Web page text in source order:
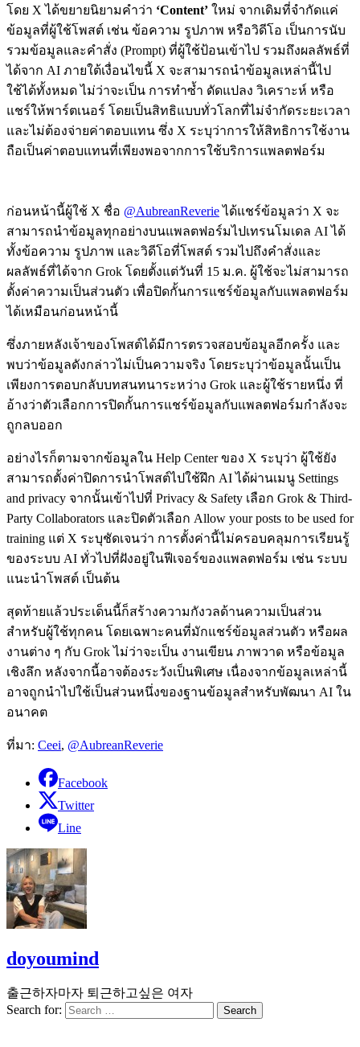
โดย X ได้ขยายนิยามคำว่า ‘Content’ ใหม่ จากเดิมที่จำกัดแค่
ข้อมูลที่ผู้ใช้โพสต์ เช่น ข้อความ รูปภาพ หรือวิดีโอ เป็นการนับ
รวมข้อมูลและคำสั่ง (Prompt) ที่ผู้ใช้ป้อนเข้าไป รวมถึงผลลัพธ์ที่
ได้จาก AI ภายใต้เงื่อนไขนี้ X จะสามารถนำข้อมูลเหล่านี้ไป
ใช้ได้ทั้งหมด ไม่ว่าจะเป็น การทำซ้ำ ดัดแปลง วิเคราะห์ หรือ
แชร์ให้พาร์ตเนอร์ โดยเป็นสิทธิแบบทั่วโลกที่ไม่จำกัดระยะเวลา
และไม่ต้องจ่ายค่าตอบแทน ซึ่ง X ระบุว่าการให้สิทธิการใช้งาน
ถือเป็นค่าตอบแทนที่เพียงพอจากการใช้บริการแพลตฟอร์ม
ก่อนหน้านี้ผู้ใช้ X ชื่อ @AubreanReverieได้แชร์ข้อมูลว่า X จะ
สามารถนำข้อมูลทุกอย่างบนแพลตฟอร์มไปเทรนโมเดล AI ได้
ทั้งข้อความ รูปภาพ และวิดีโอที่โพสต์ รวมไปถึงคำสั่งและ
ผลลัพธ์ที่ได้จาก Grok โดยตั้งแต่วันที่ 15 ม.ค. ผู้ใช้จะไม่สามารถ
ตั้งค่าความเป็นส่วนตัว เพื่อปิดกั้นการแชร์ข้อมูลกับแพลตฟอร์ม
ได้เหมือนก่อนหน้านี้
ซึ่งภายหลังเจ้าของโพสต์ได้มีการตรวจสอบข้อมูลอีกครั้ง และ
พบว่าข้อมูลดังกล่าวไม่เป็นความจริง โดยระบุว่าข้อมูลนั้นเป็น
เพียงการตอบกลับบทสนทนาระหว่าง Grok และผู้ใช้รายหนึ่ง ที่
อ้างว่าตัวเลือกการปิดกั้นการแชร์ข้อมูลกับแพลตฟอร์มกำลังจะ
ถูกลบออก
อย่างไรก็ตามจากข้อมูลใน Help Center ของ X ระบุว่า ผู้ใช้ยัง
สามารถตั้งค่าปิดการนำโพสต์ไปใช้ฝึก AI ได้ผ่านเมนู Settings
and privacy จากนั้นเข้าไปที่ Privacy & Safety เลือก Grok & Third-
Party Collaborators และปิดตัวเลือก Allow your posts to be used for
training แต่ X ระบุชัดเจนว่า การตั้งค่านี้ไม่ครอบคลุมการเรียนรู้
ของระบบ AI ทั่วไปที่ฝังอยู่ในฟีเจอร์ของแพลตฟอร์ม เช่น ระบบ
แนะนำโพสต์ เป็นต้น
สุดท้ายแล้วประเด็นนี้ก็สร้างความกังวลด้านความเป็นส่วน
สำหรับผู้ใช้ทุกคน โดยเฉพาะคนที่มักแชร์ข้อมูลส่วนตัว หรือผล
งานต่าง ๆ กับ Grok ไม่ว่าจะเป็น งานเขียน ภาพวาด หรือข้อมูล
เชิงลึก หลังจากนี้อาจต้องระวังเป็นพิเศษ เนื่องจากข้อมูลเหล่านี้
อาจถูกนำไปใช้เป็นส่วนหนึ่งของฐานข้อมูลสำหรับพัฒนา AI ใน
อนาคต
ที่มา: Ceei, @AubreanReverie
Facebook
Twitter
Line
doyoumind
출근하자마자 퇴근하고싶은 여자
Search for: